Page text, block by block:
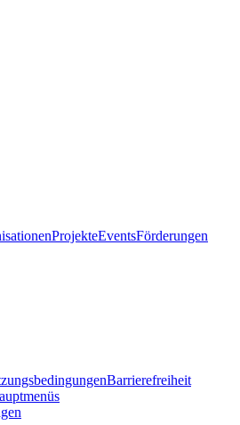
ProjekteEventsFörderungen
Barrierefreiheit